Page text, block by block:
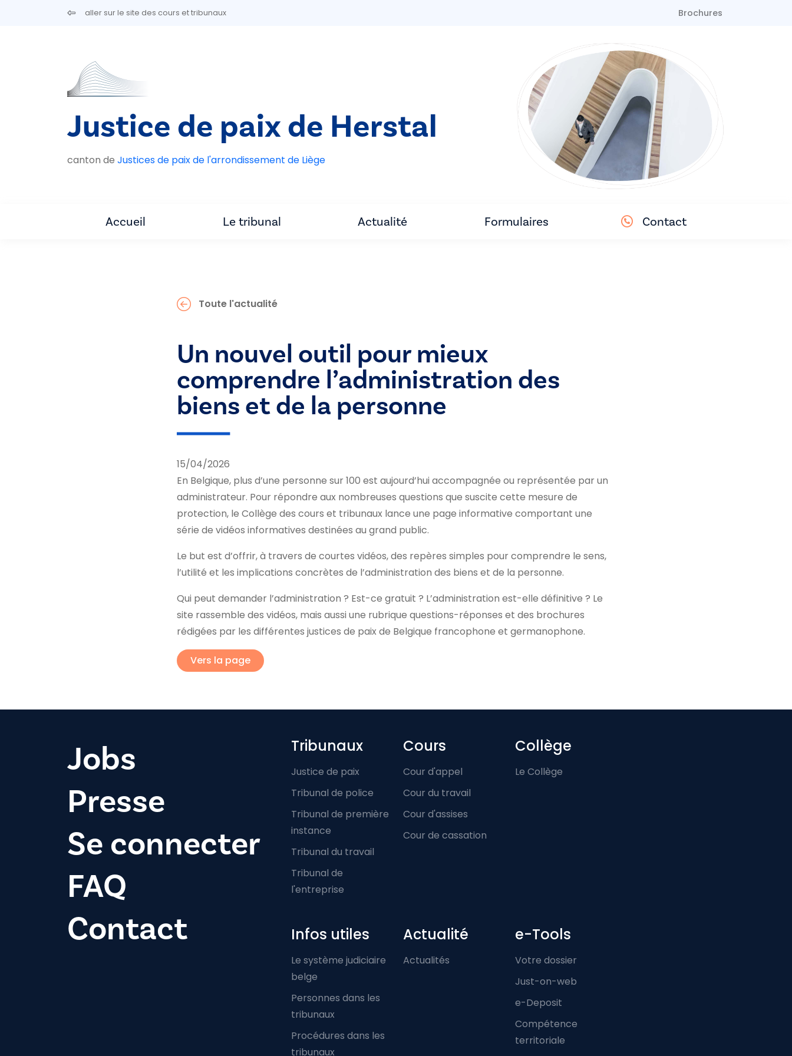
Aller au contenu principalaller sur le site des cours et tribunaux Brochures
Justice de paix de Herstal
canton de Justices de paix de l'arrondissement de Liège
Accueil Le tribunal Actualité Formulaires Contact
Toute l'actualité
Un nouvel outil pour mieux
comprendre l’administration des
biens et de la personne
15/04/2026
En Belgique, plus d’une personne sur 100 est aujourd’hui accompagnée ou représentée par un
administrateur. Pour répondre aux nombreuses questions que suscite cette mesure de
protection, le Collège des cours et tribunaux lance une page informative comportant une
série de vidéos informatives destinées au grand public.
Le but est d’offrir, à travers de courtes vidéos, des repères simples pour comprendre le sens,
l’utilité et les implications concrètes de l’administration des biens et de la personne.
Qui peut demander l’administration ? Est-ce gratuit ? L’administration est-elle définitive ? Le
site rassemble des vidéos, mais aussi une rubrique questions-réponses et des brochures
rédigées par les différentes justices de paix de Belgique francophone et germanophone.
Vers la page
Jobs
Presse
Se connecter
FAQ
Contact
Footer-menu
Tribunaux
Justice de paix
Tribunal de police
Tribunal de première
instance
Tribunal du travail
Tribunal de
l'entreprise
Cours
Cour d'appel
Cour du travail
Cour d'assises
Cour de cassation
Collège
Le Collège
Infos utiles
Le système judiciaire
belge
Personnes dans les
tribunaux
Procédures dans les
tribunaux
Actualité
Actualités
e-Tools
Votre dossier
Just-on-web
e-Deposit
Compétence
territoriale